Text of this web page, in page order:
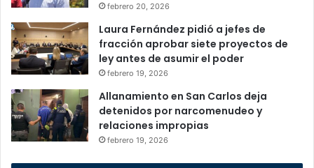
febrero 20, 2026
Laura Fernández pidió a jefes de
fracción aprobar siete proyectos de
ley antes de asumir el poder
febrero 19, 2026
Allanamiento en San Carlos deja
detenidos por narcomenudeo y
relaciones impropias
febrero 19, 2026